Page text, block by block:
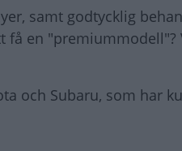
samt godtycklig
få en "premiummodell"?
och Subaru, som har